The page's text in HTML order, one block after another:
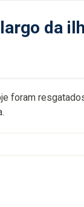
da
foram